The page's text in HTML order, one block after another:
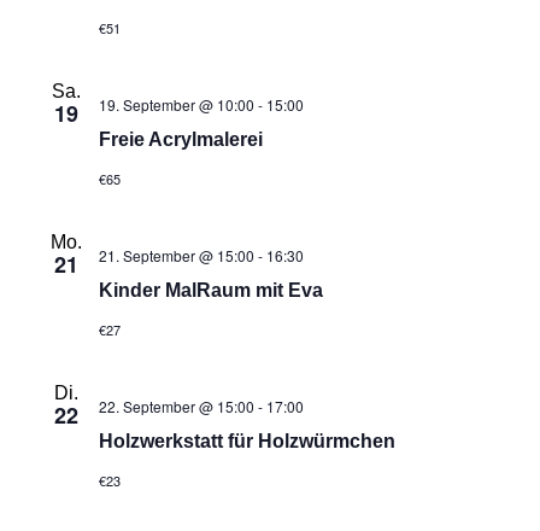
€51
Sa.
19 19. September @ 10:00 - 15:00
Freie Acrylmalerei
€65
Mo.
21 21. September @ 15:00 - 16:30
Kinder MalRaum mit Eva
€27
Di.
22 22. September @ 15:00 - 17:00
Holzwerkstatt für Holzwürmchen
€23